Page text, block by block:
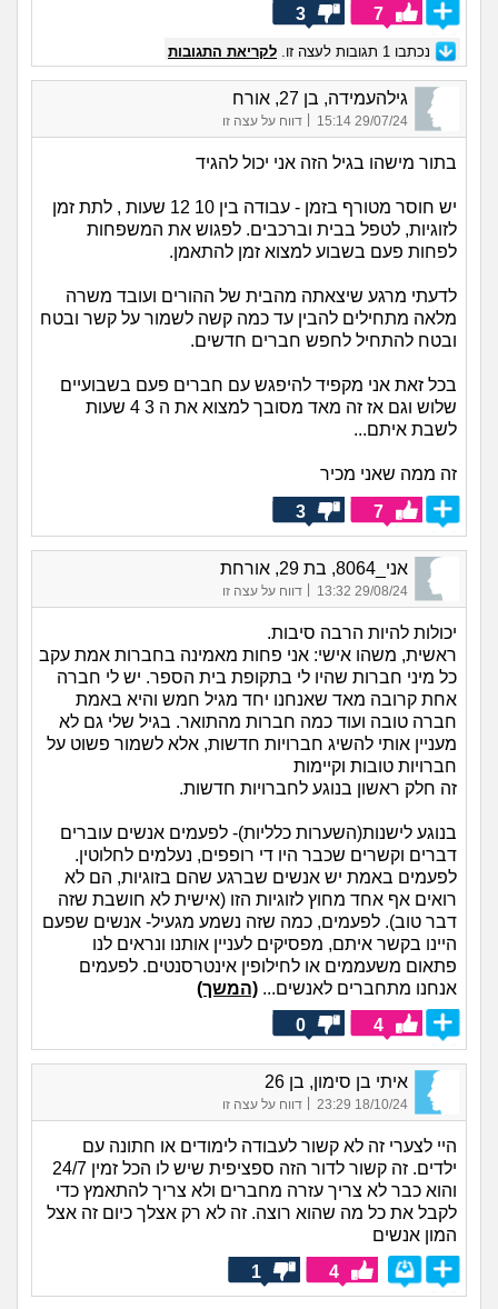
7
3
נכתבו 1 תגובות לעצה זו. לקריאת התגובות
גילהעמידה, בן 27, אורח
29/07/24 15:14 דווח על עצה זו
בתור מישהו בגיל הזה אני יכול להגיד
יש חוסר מטורף בזמן - עבודה בין 10 12 שעות , לתת זמן
לזוגיות, לטפל בבית וברכבים. לפגוש את המשפחות
לפחות פעם בשבוע למצוא זמן להתאמן.
לדעתי מרגע שיצאתה מהבית של ההורים ועובד משרה
מלאה מתחילים להבין עד כמה קשה לשמור על קשר ובטח
ובטח להתחיל לחפש חברים חדשים.
בכל זאת אני מקפיד להיפגש עם חברים פעם בשבועיים
שלוש וגם אז זה מאד מסובך למצוא את ה 3 4 שעות
לשבת איתם...
זה ממה שאני מכיר
7
3
אני_8064, בת 29, אורחת
29/08/24 13:32
| דווח על עצה זו
יכולות להיות הרבה סיבות.
ראשית, משהו אישי: אני פחות מאמינה בחברות אמת עקב
כל מיני חברות שהיו לי בתקופת בית הספר. יש לי חברה
אחת קרובה מאד שאנחנו יחד מגיל חמש והיא באמת
חברה טובה ועוד כמה חברות מהתואר. בגיל שלי גם לא
מעניין אותי להשיג חברויות חדשות, אלא לשמור פשוט על
חברויות טובות וקיימות
זה חלק ראשון בנוגע לחברויות חדשות.
בנוגע לישנות(השערות כלליות)- לפעמים אנשים עוברים
דברים וקשרים שכבר היו די רופפים, נעלמים לחלוטין.
לפעמים באמת יש אנשים שברגע שהם בזוגיות, הם לא
רואים אף אחד מחוץ לזוגיות הזו (אישית לא חושבת שזה
דבר טוב). לפעמים, כמה שזה נשמע מגעיל- אנשים שפעם
היינו בקשר איתם, מפסיקים לעניין אותנו ונראים לנו
פתאום משעממים או לחילופין אינטרסנטים. לפעמים
אנחנו מתחברים לאנשים... (המשך)
4
0
איתי בן סימון, בן 26
18/10/24 23:29
| דווח על עצה זו
היי לצערי זה לא קשור לעבודה לימודים או חתונה עם
ילדים. זה קשור לדור הזה ספציפית שיש לו הכל זמין 24/7
והוא כבר לא צריך עזרה מחברים ולא צריך להתאמץ כדי
לקבל את כל מה שהוא רוצה. זה לא רק אצלך כיום זה אצל
המון אנשים
4
1